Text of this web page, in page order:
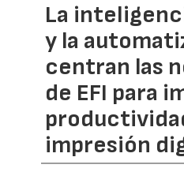
La
y la
centran las
de EFI para
impresión